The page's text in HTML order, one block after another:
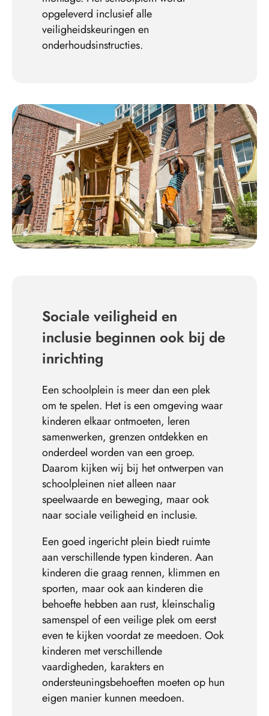
opgeleverd inclusief alle
veiligheidskeuringen en
onderhoudsinstructies.
Sociale veiligheid en
inclusie beginnen ook bij de
inrichting
Een schoolplein is meer dan een plek
om te spelen. Het is een omgeving waar
kinderen elkaar ontmoeten, leren
samenwerken, grenzen ontdekken en
onderdeel worden van een groep.
Daarom kijken wij bij het ontwerpen van
schoolpleinen niet alleen naar
speelwaarde en beweging, maar ook
naar sociale veiligheid en inclusie.
Een goed ingericht plein biedt ruimte
aan verschillende typen kinderen. Aan
kinderen die graag rennen, klimmen en
sporten, maar ook aan kinderen die
behoefte hebben aan rust, kleinschalig
samenspel of een veilige plek om eerst
even te kijken voordat ze meedoen. Ook
kinderen met verschillende
vaardigheden, karakters en
ondersteuningsbehoeften moeten op hun
eigen manier kunnen meedoen.